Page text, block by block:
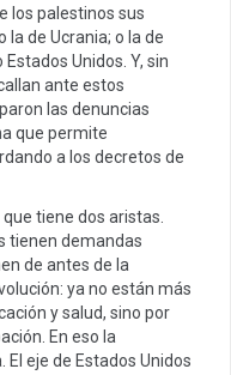
los palestinos sus
la de Ucrania; o la de
Unidos. Y, sin
ante estos
las denuncias
que permite
a los decretos de
tiene dos aristas.
tienen demandas
de antes de la
ya no están más
y salud, sino por
En eso la
eje de Estados Unidos